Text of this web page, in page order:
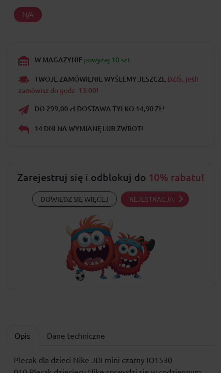
N/A
W MAGAZYNIE powyżej 10 szt.
TWOJE ZAMÓWIENIE WYŚLEMY JESZCZE DZIŚ, jeśli
zamówisz do godz. 13:00!
DO 299,00 zł DOSTAWA TYLKO 14,90 ZŁ!
14 DNI NA WYMIANĘ LUB ZWROT!
Zarejestruj się i odblokuj do 10% rabatu!
DOWIEDZ SIĘ WIĘCEJ REJESTRACJA
Opis Dane techniczne
Plecak dla dzieci Nike JDI mini czarny IO1530